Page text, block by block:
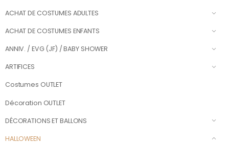
ACHAT DE COSTUMES ADULTES
ACHAT DE COSTUMES ENFANTS
ANNIV. / EVG (JF) / BABY SHOWER
ARTIFICES
Costumes OUTLET
Décoration OUTLET
DÉCORATIONS ET BALLONS
HALLOWEEN